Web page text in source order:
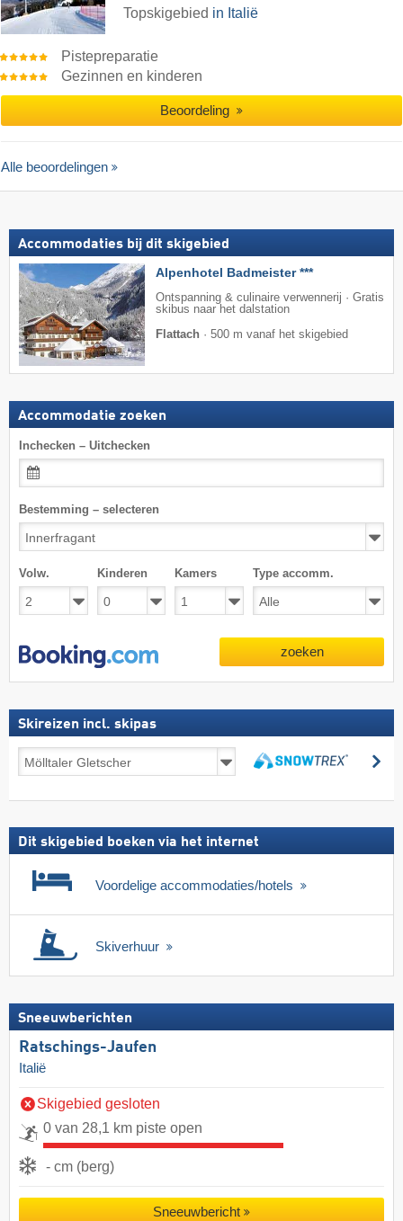
Topskigebied in Italië
Pistepreparatie
Gezinnen en kinderen
Beoordeling
Alle beoordelingen
Accommodaties bij dit skigebied
Alpenhotel Badmeister ***
Ontspanning & culinaire verwennerij · Gratis
skibus naar het dalstation
Flattach · 500 m vanaf het skigebied
Accommodatie zoeken
Inchecken – Uitchecken
Bestemming – selecteren
Volw. Kinderen Kamers Type accomm.
zoeken
Skireizen incl. skipas
incl.
Dit skigebied boeken via het internet
Voordelige accommodaties/hotels
Skiverhuur
Sneeuwberichten
Ratschings-Jaufen
Italië
Skigebied gesloten
0 van 28,1 km piste open
- cm (berg)
Sneeuwbericht